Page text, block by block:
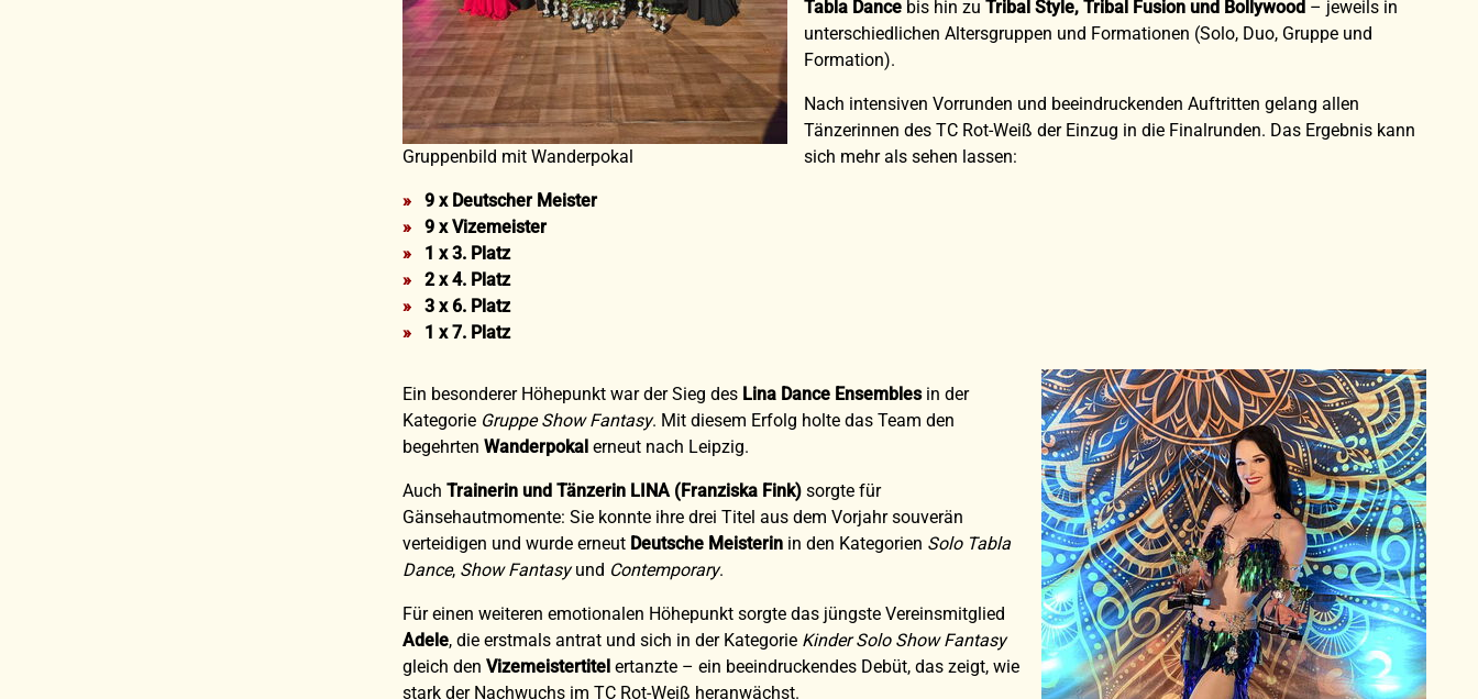
Gruppenbild mit Wanderpokal
Tabla Dancebis hin zu Tribal Style, Tribal Fusion und Bollywood– jeweils in
unterschiedlichen Altersgruppen und Formationen (Solo, Duo, Gruppe und
Formation).
Nach intensiven Vorrunden und beeindruckenden Auftritten gelang allen
Tänzerinnen des TC Rot-Weiß der Einzug in die Finalrunden. Das Ergebnis kann
sich mehr als sehen lassen:
9 x Deutscher Meister
9 x Vizemeister
1 x 3. Platz
2 x 4. Platz
3 x 6. Platz
1 x 7. Platz
Ein besonderer Höhepunkt war der Sieg des Lina Dance Ensemblesin der
Kategorie Gruppe Show Fantasy. Mit diesem Erfolg holte das Team den
begehrten Wanderpokalerneut nach Leipzig.
Auch Trainerin und Tänzerin LINA (Franziska Fink)sorgte für
Gänsehautmomente: Sie konnte ihre drei Titel aus dem Vorjahr souverän
verteidigen und wurde erneut Deutsche Meisterinin den Kategorien Solo Tabla
Dance, Show Fantasyund Contemporary.
Für einen weiteren emotionalen Höhepunkt sorgte das jüngste Vereinsmitglied
Adele, die erstmals antrat und sich in der Kategorie Kinder Solo Show Fantasy
gleich den Vizemeistertitelertanzte – ein beeindruckendes Debüt, das zeigt, wie
stark der Nachwuchs im TC Rot-Weiß heranwächst.